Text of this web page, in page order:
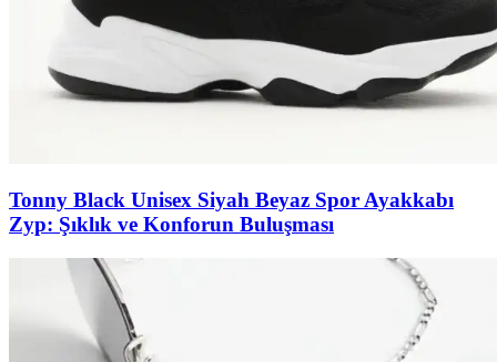
Tonny Black Unisex Siyah Beyaz Spor Ayakkabı
Zyp: Şıklık ve Konforun Buluşması